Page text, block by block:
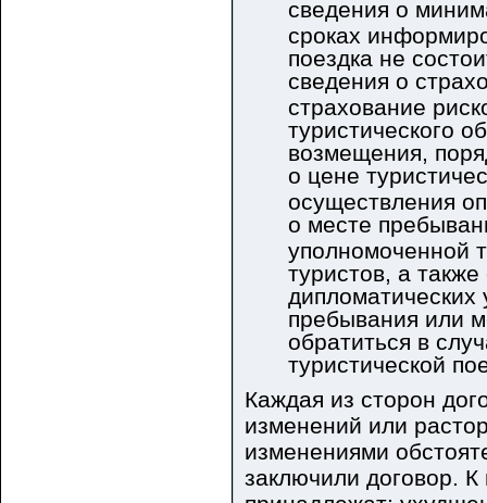
сведения о
сроках
поездка не
сведения о
страхование
туристического
возмещения,
о цене
осуществления
о месте
уполномоченной
туристов, а
пребывания или
обратиться в
туристической
Каждая из сторон
изменений или
изменениями
заключили договор.